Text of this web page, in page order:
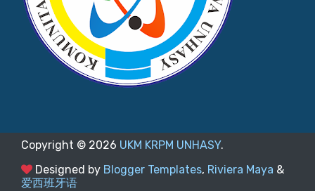
Copyright © 2026 UKM KRPM UNHASY.
Designed by Blogger Templates, Riviera Maya &
爱西班牙语